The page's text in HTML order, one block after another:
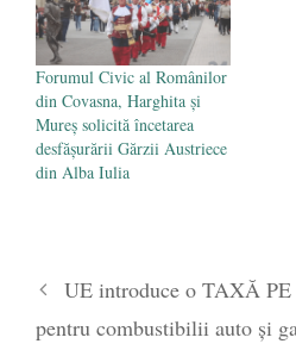
Forumul Civic al Românilor
din Covasna, Harghita și
Mureș solicită încetarea
desfășurării Gărzii Austriece
din Alba Iulia
UE introduce o TAXĂ
pentru combustibilii auto și